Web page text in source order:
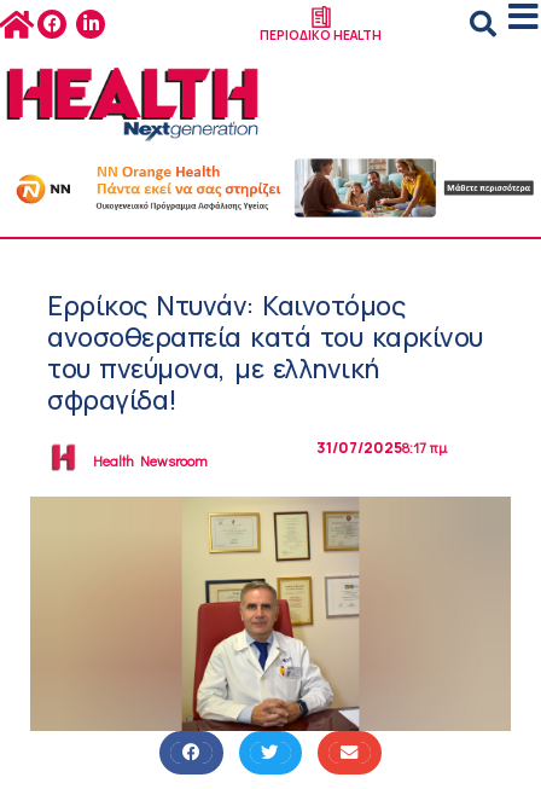
ΠΕΡΙΟΔΙΚΟ HEALTH
Ερρίκος Ντυνάν: Καινοτόμος
ανοσοθεραπεία κατά του καρκίνου
του πνεύμονα, με ελληνική
σφραγίδα!
Health Newsroom
31/07/20258:17 πμ